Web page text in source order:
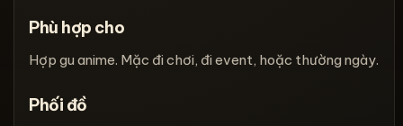
Phù hợp cho
Hợp gu anime. Mặc đi chơi, đi event, hoặc thường ngày.
Phối đồ